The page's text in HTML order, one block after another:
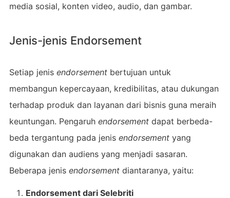
media sosial, konten video, audio, dan gambar.
Jenis-jenis Endorsement
Setiap jenis endorsementbertujuan untuk
membangun kepercayaan, kredibilitas, atau dukungan
terhadap produk dan layanan dari bisnis guna meraih
keuntungan. Pengaruh endorsement dapat berbeda-
beda tergantung pada jenis endorsementyang
digunakan dan audiens yang menjadi sasaran.
Beberapa jenis endorsement diantaranya, yaitu:
Endorsement dari Selebriti